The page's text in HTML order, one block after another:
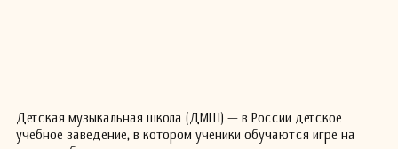
Детская музыкальная школа (ДМШ) — в России детское
учебное заведение, в котором ученики обучаются игре на